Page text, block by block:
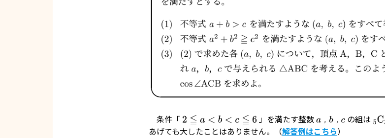
条件「 2 ≦a <b <c ≦ 6 」を満たす整数 ， ，
a， b， c の組は 5C
あげても大したことはありません。（解答例はこちら）